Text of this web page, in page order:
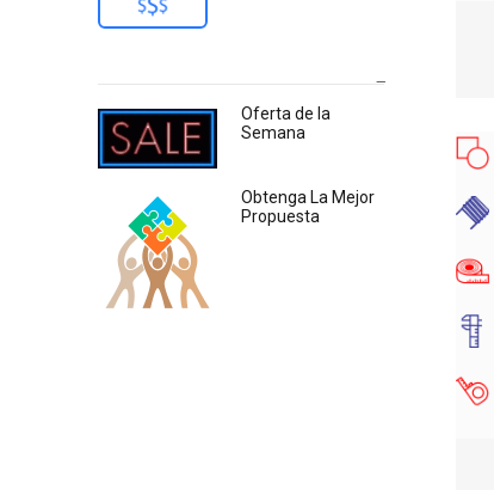
Oferta de la
Semana
Obtenga La Mejor
Propuesta